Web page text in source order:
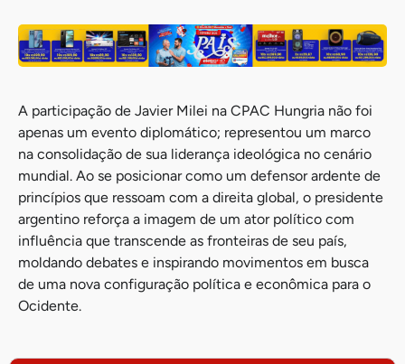
A participação de Javier Milei na CPAC Hungria não foi
apenas um evento diplomático; representou um marco
na consolidação de sua liderança ideológica no cenário
mundial. Ao se posicionar como um defensor ardente de
princípios que ressoam com a direita global, o presidente
argentino reforça a imagem de um ator político com
influência que transcende as fronteiras de seu país,
moldando debates e inspirando movimentos em busca
de uma nova configuração política e econômica para o
Ocidente.